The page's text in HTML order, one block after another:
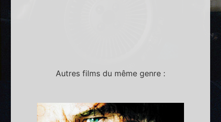
Autres films du même genre :